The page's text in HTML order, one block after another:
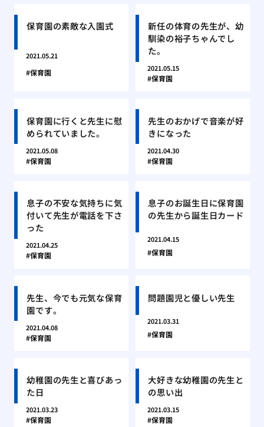
保育園の素敵な入園式
2021.05.21
保育園
新任の体育の先生が、幼
馴染の裕子ちゃんでし
た。
2021.05.15
保育園
保育園に行くと先生に慰
められていました。
2021.05.08
保育園
先生のおかげで音楽が好
きになった
2021.04.30
保育園
息子の不安な気持ちに気
付いて先生が電話を下さ
った
2021.04.25
保育園
息子のお誕生日に保育園
の先生から誕生日カード
2021.04.15
保育園
先生、今でも元気な保育
園です。
2021.04.08
保育園
問題園児と優しい先生
2021.03.31
保育園
幼稚園の先生と喜びあっ
た日
2021.03.23
保育園
大好きな幼稚園の先生と
の思い出
2021.03.15
保育園